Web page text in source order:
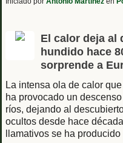
El calor deja al
hundido hace
sorprende a
La intensa ola de calor
ha provocado un
ríos, dejando al
ocultos desde hace
llamativos se ha producido